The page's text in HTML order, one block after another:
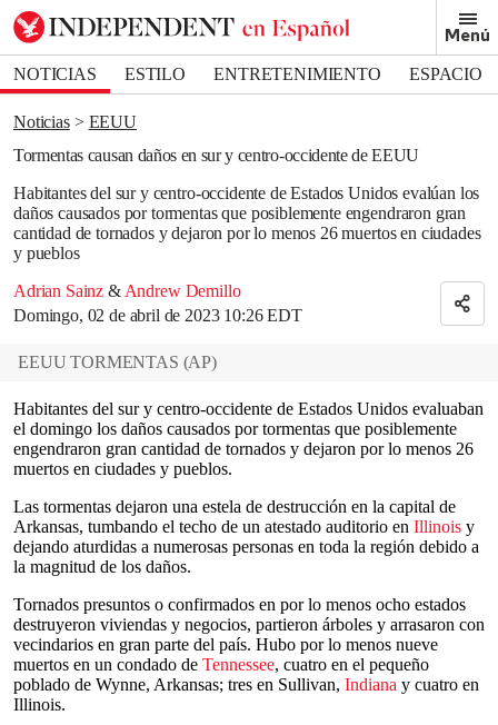
Menú
NOTICIAS ESTILO ENTRETENIMIENTO
ESPACIO
DEPORTES
Noticias
EEUU
Tormentas causan daños en sur y centro-occidente de EEUU
Habitantes del sur y centro-occidente de Estados Unidos evalúan los
daños causados por tormentas que posiblemente engendraron gran
cantidad de tornados y dejaron por lo menos 26 muertos en ciudades
y pueblos
Adrian Sainz & Andrew Demillo
Domingo, 02 de abril de 2023 10:26 EDT
Bookmark popover
Removed from bookmarks
Close popover
EEUU TORMENTAS (AP)
Habitantes del sur y centro-occidente de Estados Unidos evaluaban
el domingo los daños causados por tormentas que posiblemente
engendraron gran cantidad de tornados y dejaron por lo menos 26
muertos en ciudades y pueblos.
Las tormentas dejaron una estela de destrucción en la capital de
Arkansas, tumbando el techo de un atestado auditorio en Illinois y
dejando aturdidas a numerosas personas en toda la región debido a
la magnitud de los daños.
Tornados presuntos o confirmados en por lo menos ocho estados
destruyeron viviendas y negocios, partieron árboles y arrasaron con
vecindarios en gran parte del país. Hubo por lo menos nueve
muertos en un condado de Tennessee, cuatro en el pequeño
poblado de Wynne, Arkansas; tres en Sullivan, Indiana y cuatro en
Illinois.